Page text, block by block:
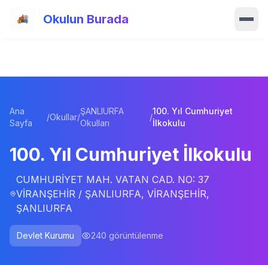
Okulun Burada
Okullar
Haberler
Blog
Hakkımızda
İletişim
Ana
Sayfa
/Okullar/
ŞANLIURFA
Okulları
/
100. Yıl Cumhuriyet
İlkokulu
100. Yıl Cumhuriyet İlkokulu
CUMHURİYET MAH. VATAN CAD. NO: 37
VİRANŞEHİR / ŞANLIURFA, VİRANŞEHİR,
ŞANLIURFA
Devlet Kurumu 240 görüntülenme